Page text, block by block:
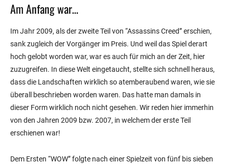
Am Anfang war…
Im Jahr 2009, als der zweite Teil von “Assassins Creed” erschien,
sank zugleich der Vorgänger im Preis. Und weil das Spiel derart
hoch gelobt worden war, war es auch für mich an der Zeit, hier
zuzugreifen. In diese Welt eingetaucht, stellte sich schnell heraus,
dass die Landschaften wirklich so atemberaubend waren, wie sie
überall beschrieben worden waren. Das hatte man damals in
dieser Form wirklich noch nicht gesehen. Wir reden hier immerhin
von den Jahren 2009 bzw. 2007, in welchem der erste Teil
erschienen war!
Dem Ersten “WOW” folgte nach einer Spielzeit von fünf bis sieben